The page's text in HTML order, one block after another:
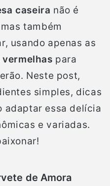
caseira não é
também
usando apenas as
para
Neste post,
simples, dicas
adaptar essa delícia
e variadas.
de Amora